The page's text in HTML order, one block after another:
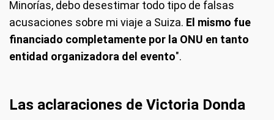
Minorías, debo desestimar todo tipo de falsas
acusaciones sobre mi viaje a Suiza. El mismo fue
financiado completamente por la ONU en tanto
entidad organizadora del evento".
Las aclaraciones de Victoria Donda